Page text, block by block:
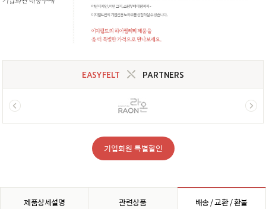
EASYFELT PARTNERS
기업회원 특별할인
제품상세설명 관련상품 배송 / 교환 / 환불